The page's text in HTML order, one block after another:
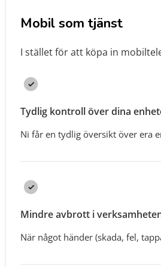
Mobil som tjänst
I stället för att köpa in
Tydlig kontroll över dina
Ni får en tydlig översikt över era
Mindre avbrott i
När något händer (skada, fel,